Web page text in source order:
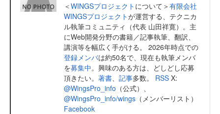
＜WINGSプロジェクト について＞有限会社
WINGSプロジェクトが運営する、テクニカ
ル執筆コミュニティ（代表 山田祥寛）。主
にWeb開発分野の書籍／記事執筆、翻訳、
講演等を幅広く手がける。 2026年時点での
登録メンバは約50名で、現在も執筆メンバ
を募集中。興味のある方は、どしどし応募
頂きたい。 著書 記事多数。 RSS X:
@WingsPro_info （公式）、
@WingsPro_info/wings （メンバーリスト）
Facebook